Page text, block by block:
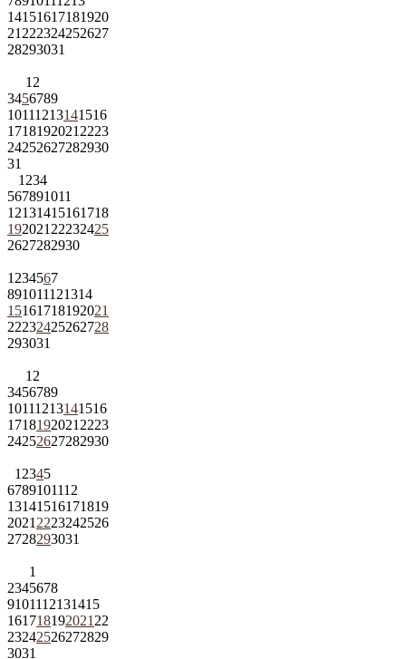
14151617181920
21 222324252627
28293031
1 2
3456789
10111213141516
1718192021 2223
24252627282930
31
1 234
567891011
12131415161718
192021 22232425
2627282930
1 234567
891011121314
15161718192021
22232425262728
293031
1 2
3456789
10111213141516
1718192021 2223
24252627282930
1 2345
6789101112
13141516171819
2021 2223242526
2728293031
1
2345678
9101112131415
161718192021 22
23242526272829
3031